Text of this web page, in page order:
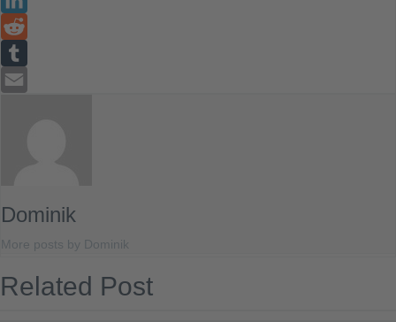
LinkedIn
Reddit
Tumblr
Dominik
More posts by Dominik
Related Post